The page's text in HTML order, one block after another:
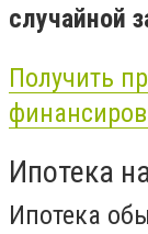
случайной
Получить
Ипотека
Ипотека